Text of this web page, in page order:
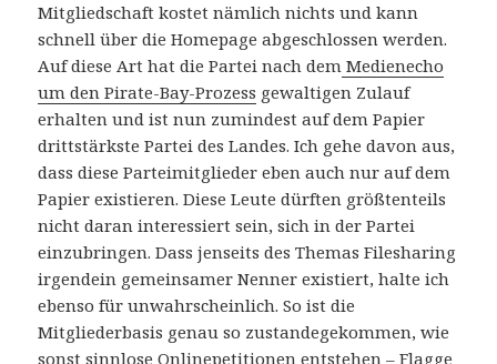
Mitgliedschaft kostet nämlich nichts und kann
schnell über die Homepage abgeschlossen werden.
Auf diese Art hat die Partei nach dem Medienecho
um den Pirate-Bay-Prozess gewaltigen Zulauf
erhalten und ist nun zumindest auf dem Papier
drittstärkste Partei des Landes. Ich gehe davon aus,
dass diese Parteimitglieder eben auch nur auf dem
Papier existieren. Diese Leute dürften größtenteils
nicht daran interessiert sein, sich in der Partei
einzubringen. Dass jenseits des Themas Filesharing
irgendein gemeinsamer Nenner existiert, halte ich
ebenso für unwahrscheinlich. So ist die
Mitgliederbasis genau so zustandegekommen, wie
sonst sinnlose Onlinepetitionen entstehen – Flagge